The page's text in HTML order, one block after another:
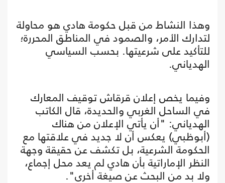
وهذا النشاط من قبل حكومة هادي هو محاولة
لتدارك الأمر، والصمود في المناطق المحررة؛
للتأكيد على شرعيتها. بحسب السياسي
الهدياني.
وفيما يخص إعلان قرقاش توقيف المعارك
في الساحل الغربي والحديدة، قال الكاتب
الهدياني: "أن يأتي الإعلان من هناك
(أبوظبي) يعكس أن لا جديد في علاقتها مع
الحكومة الشرعية، بل تكشف عن حقيقة وجهة
النظر الإماراتية بأن هادي لم يعد محل إجماع،
ولا بد من البحث عن صيغة أخرى".